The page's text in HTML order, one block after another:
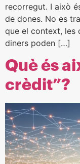
recorregut. I això
de dones. No es
que el context, les
diners poden […]
Què és
crèdit”?